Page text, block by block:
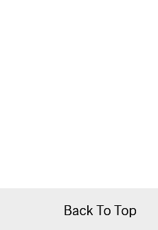
Back To Top
Back To Top